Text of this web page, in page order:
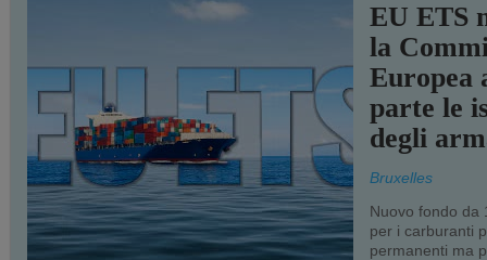
EU ETS
la
Europea
parte le
degli
Bruxelles
Nuovo fondo da
per i carburanti
permanenti ma